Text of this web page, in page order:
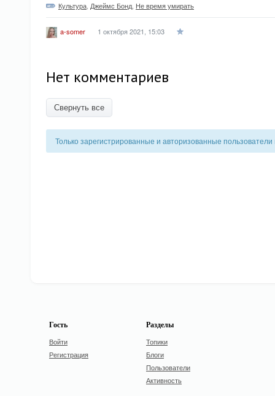
Культура Джеймс Бонд Не время умирать
a-somer 1 октября 2021, 15:03
Нет комментариев
Свернуть все
Только зарегистрированные и авторизованные
Гость
Войти
Регистрация
Разделы
Топики
Блоги
Пользователи
Активность